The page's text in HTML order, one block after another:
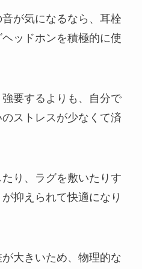
が気になるなら、耳栓
ッドホンを積極的に使
要するよりも、自分で
ストレスが少なくて済
り、ラグを敷いたりす
抑えられて快適になり
大きいため、物理的な